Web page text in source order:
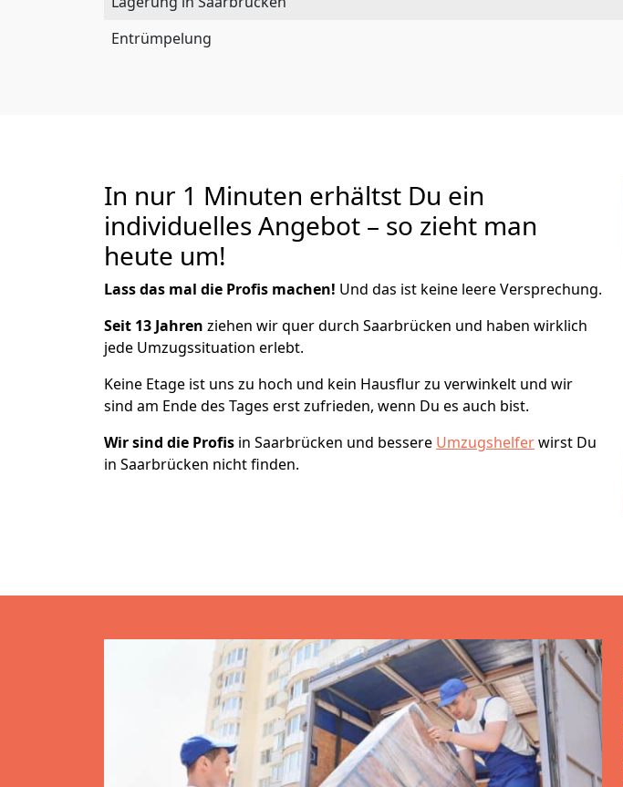
Entrümpelung
In nur 1 Minuten erhältst Du ein
individuelles Angebot – so zieht man
heute um!
Lass das mal die Profis machen! Und das ist keine leere Versprechung.
Seit 13 Jahren ziehen wir quer durch Saarbrücken und haben wirklich
jede Umzugssituation erlebt.
Keine Etage ist uns zu hoch und kein Hausflur zu verwinkelt und wir
sind am Ende des Tages erst zufrieden, wenn Du es auch bist.
Wir sind die Profis in Saarbrücken und bessere Umzugshelferwirst Du
in Saarbrücken nicht finden.